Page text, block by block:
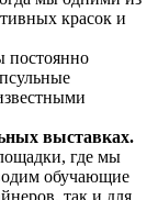
красок и
выставках.
где мы
обучающие